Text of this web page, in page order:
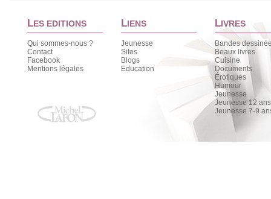
LES EDITIONS
Qui sommes-nous ?
Contact
Facebook
Mentions légales
LIENS
Jeunesse
Sites
Blogs
Education
LIVRES
Bandes
Beaux livres
Cuisine
Documents
Érotiques
Humour
Jeunesse
Jeunesse 12
Jeunesse 7-9